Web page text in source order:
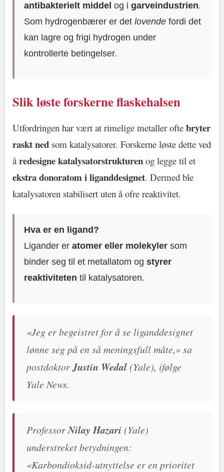
antibakterielt middel og igarveindustrien.
Som hydrogenbærer er detlovende fordi det
kan lagre og frigi hydrogen under
kontrollerte betingelser.
Slik løste forskerne flaskehalsen
Utfordringen har vært at rimelige metaller ofte bryter
raskt ned som katalysatorer. Forskerne løste dette ved
åredesigne katalysatorstrukturen og legge til et
ekstra donoratom i liganddesignet. Dermed ble
katalysatoren stabilisert uten å ofre reaktivitet.
Hva er en ligand?
Ligander eratomer eller molekyler som
binder seg til et metallatom ogstyrer
reaktiviteten til katalysatoren.
«Jeg er begeistret for å se liganddesignet
lønne seg på en så meningsfull måte,» sa
postdoktorJustin Wedal(Yale), ifølge
Yale News.
ProfessorNilay Hazari(Yale)
understreket betydningen:
«Karbondioksid-utnyttelse er en prioritet